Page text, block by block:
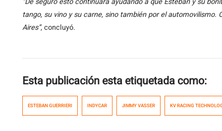
tango, su vino y su carne, sino también por el automovilismo.
Aires”, concluyó.
Esta publicación esta etiquetada como:
ESTEBAN GUERRIERI INDYCAR JIMMY VASSER KV RACING